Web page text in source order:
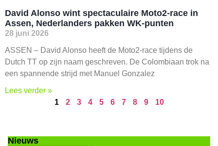
David Alonso wint spectaculaire Moto2-race in
Assen, Nederlanders pakken WK-punten
28 juni 2026
ASSEN – David Alonso heeft de Moto2-race tijdens de
Dutch TT op zijn naam geschreven. De Colombiaan trok na
een spannende strijd met Manuel Gonzalez
Lees verder »
1
2 3 4 5 6 7 8 9 10
Nieuws